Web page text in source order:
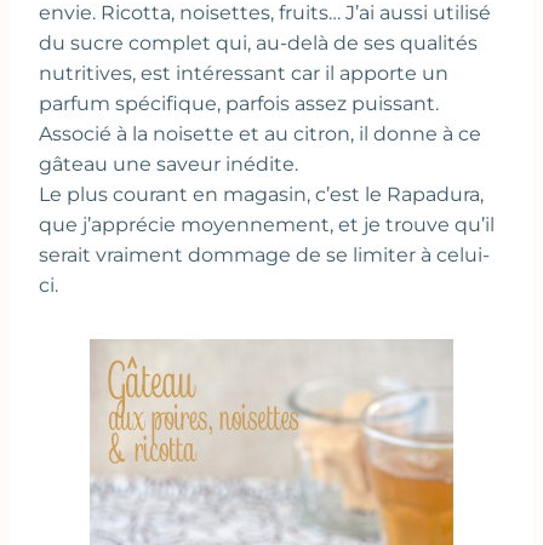
envie. Ricotta, noisettes, fruits… J’ai aussi utilisé
du sucre complet qui, au-delà de ses qualités
nutritives, est intéressant car il apporte un
parfum spécifique, parfois assez puissant.
Associé à la noisette et au citron, il donne à ce
gâteau une saveur inédite.
Le plus courant en magasin, c’est le Rapadura,
que j’apprécie moyennement, et je trouve qu’il
serait vraiment dommage de se limiter à celui-
ci.